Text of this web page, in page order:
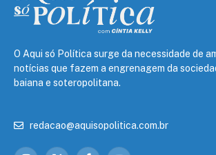
O Aqui só Política surge da necessidade de
notícias que fazem a engrenagem da
baiana e soteropolitana.
redacao@aquisopolitica.com.br